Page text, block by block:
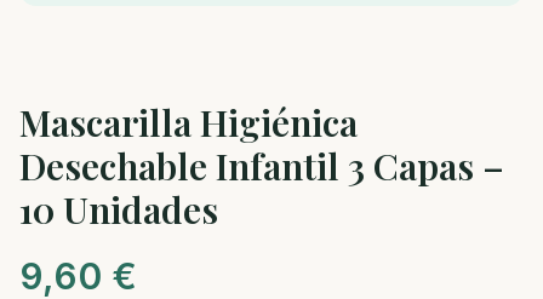
Mascarilla Higiénica
Desechable Infantil 3 Capas –
10 Unidades
9,60 €